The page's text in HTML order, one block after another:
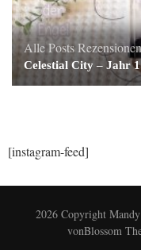
Alle PostsRezensionen
Celestial City – Jahr
[instagram-feed]
2026 Copyright
vonBlossom